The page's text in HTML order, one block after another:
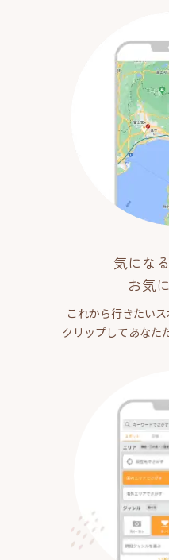
気にな
お気
これから行きたい
クリップしてあなた